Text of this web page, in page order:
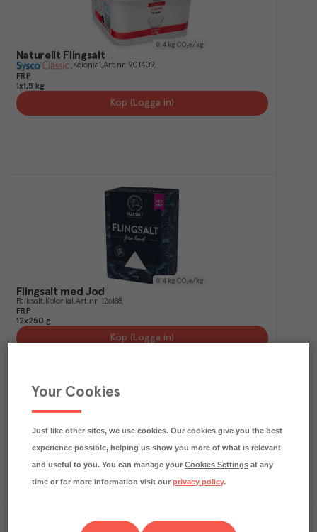
0.4 kg CO₂e/kg
Naturellt Flingsalt
Kolonial Art.nr. 901409
FRP
1x1,5 kg
Köp (Logga in)
0.4 kg CO₂e/kg
Flingsalt med Jod
Falksalt Kolonial Art.nr. 126188
FRP
12x250 g
Köp (Logga in)
Your Cookies
Just like other sites, we use cookies. Our cookies give you the best
experience possible, helping us show you more of what is relevant
and useful to you. You can manage yourCookies Settings at any
time or for more information visit ourprivacy policy.